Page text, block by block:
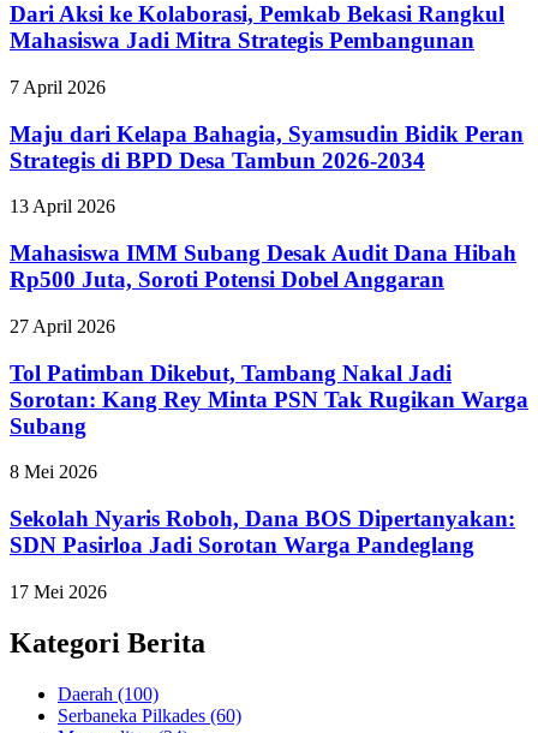
Dari Aksi ke Kolaborasi, Pemkab Bekasi Rangkul
Mahasiswa Jadi Mitra Strategis Pembangunan
7 April 2026
Maju dari Kelapa Bahagia, Syamsudin Bidik Peran
Strategis di BPD Desa Tambun 2026-2034
13 April 2026
Mahasiswa IMM Subang Desak Audit Dana Hibah
Rp500 Juta, Soroti Potensi Dobel Anggaran
27 April 2026
Tol Patimban Dikebut, Tambang Nakal Jadi
Sorotan: Kang Rey Minta PSN Tak Rugikan Warga
Subang
8 Mei 2026
Sekolah Nyaris Roboh, Dana BOS Dipertanyakan:
SDN Pasirloa Jadi Sorotan Warga Pandeglang
17 Mei 2026
Kategori Berita
Daerah (100)
Serbaneka Pilkades (60)